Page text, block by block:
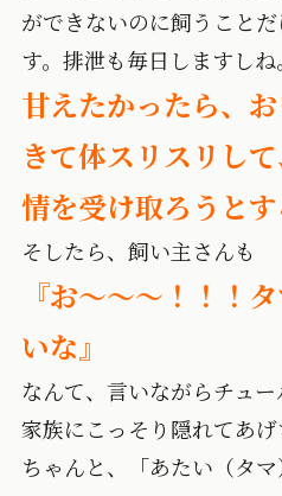
ができないのに飼うこと
す。排泄も毎日しますしね
甘えたかったら、
きて体スリスリし
情を受け取ろうと
そしたら、飼い主さんも
『お～～～！！！
いな』
なんて、言いながらチュ
家族にこっそり隠れてあげ
ちゃんと、「あたい（タ